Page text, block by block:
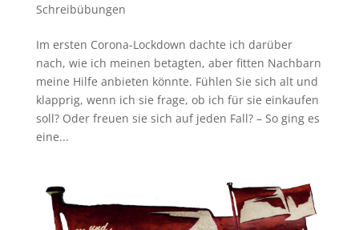
Schreibübungen
Im ersten Corona-Lockdown dachte ich darüber
nach, wie ich meinen betagten, aber fitten Nachbarn
meine Hilfe anbieten könnte. Fühlen Sie sich alt und
klapprig, wenn ich sie frage, ob ich für sie einkaufen
soll? Oder freuen sie sich auf jeden Fall? – So ging es
eine...